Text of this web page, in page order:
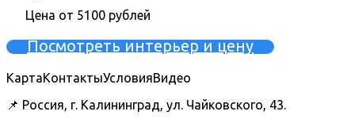
Цена от 5100 рублей
Посмотреть интерьер и цену
КартаКонтактыУсловияВидео
📌 Россия, г. Калининград, ул. Чайковского, 43.